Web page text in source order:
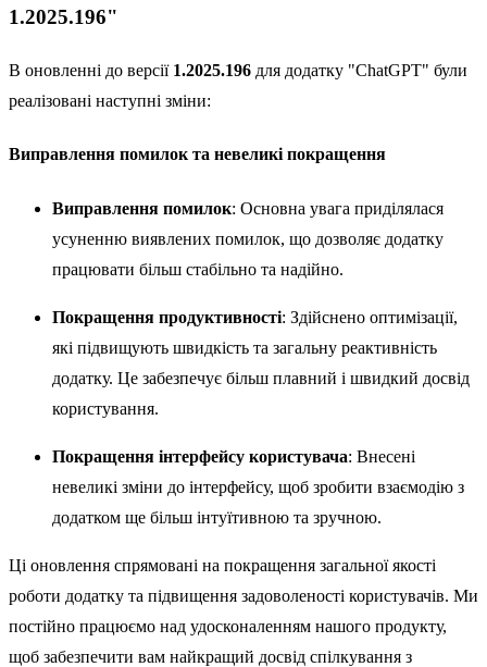
1.2025.196"
В оновленні до версії 1.2025.196 для додатку "ChatGPT" були
реалізовані наступні зміни:
Виправлення помилок та невеликі покращення
Виправлення помилок: Основна увага приділялася
усуненню виявлених помилок, що дозволяє додатку
працювати більш стабільно та надійно.
Покращення продуктивності: Здійснено оптимізації,
які підвищують швидкість та загальну реактивність
додатку. Це забезпечує більш плавний і швидкий досвід
користування.
Покращення інтерфейсу користувача: Внесені
невеликі зміни до інтерфейсу, щоб зробити взаємодію з
додатком ще більш інтуїтивною та зручною.
Ці оновлення спрямовані на покращення загальної якості
роботи додатку та підвищення задоволеності користувачів. Ми
постійно працюємо над удосконаленням нашого продукту,
щоб забезпечити вам найкращий досвід спілкування з